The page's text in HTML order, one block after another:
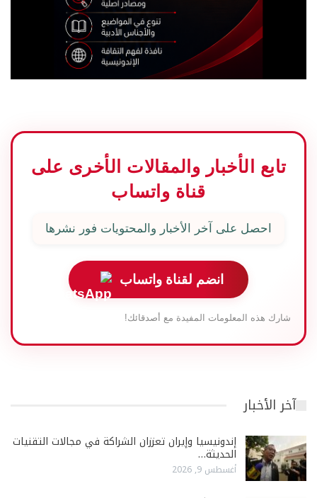
تابع الأخبار والمقالات الأخرى على
قناة واتساب
احصل على آخر الأخبار والمحتويات فور نشرها
انضم لقناة واتساب
شارك هذه المعلومات المفيدة مع أصدقائك!
آخر الأخبار
إندونيسيا وإيران تعززان الشراكة في مجالات التقنيات
الحديثة…
أغسطس 9, 2026